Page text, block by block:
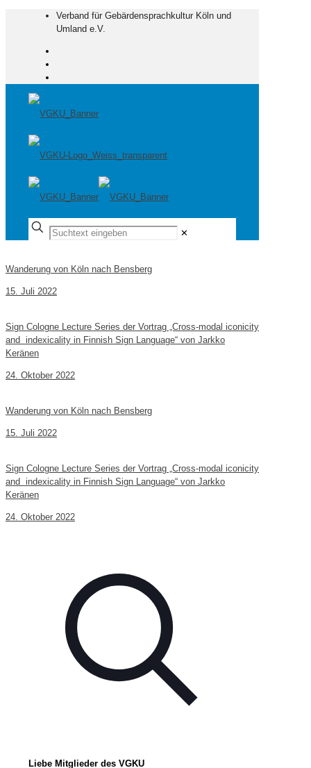
Verband für Gebärdensprachkultur Köln und
Umland e.V.
✕
Wanderung von Köln nach Bensberg
15. Juli 2022
Sign Cologne Lecture Series der Vortrag „Cross-modal iconicity
and indexicality in Finnish Sign Language“ von Jarkko
Keränen
24. Oktober 2022
Wanderung von Köln nach Bensberg
15. Juli 2022
Sign Cologne Lecture Series der Vortrag „Cross-modal iconicity
and indexicality in Finnish Sign Language“ von Jarkko
Keränen
24. Oktober 2022
Liebe Mitglieder des VGKU